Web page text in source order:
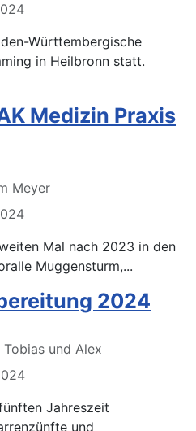
Württembergische
in Heilbronn statt.
Medizin Praxis
Meyer
Mal nach 2023 in den
Muggensturm,...
2024
Tobias und Alex
Jahreszeit
und